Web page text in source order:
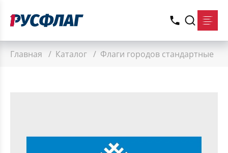
Главная / Каталог / Флаги городов стандартные